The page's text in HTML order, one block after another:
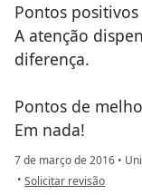
Pontos positivos
A atenção
diferença.
Pontos de
Em nada!
7 de março de 2016 •
• na opinião do utilizador
Solicitar revisão